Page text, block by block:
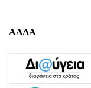
ΑΛΛΑ